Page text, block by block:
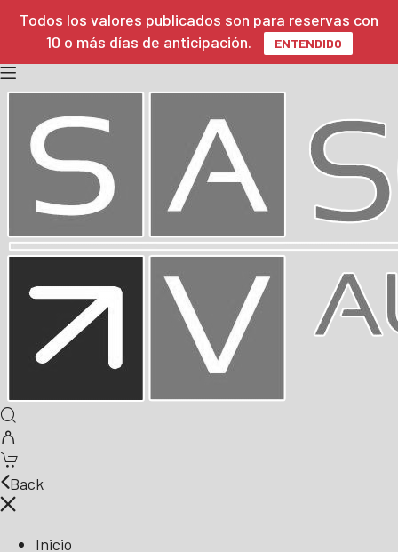
Todos los valores publicados son para reservas con
10 o más días de anticipación.
ENTENDIDO
Back
Inicio